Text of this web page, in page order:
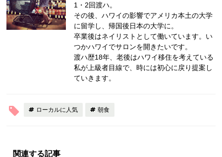
1・2回渡ハ。
その後、ハワイの影響でアメリカ本土の大学
に留学し、帰国後日本の大学に。
卒業後はネイリストとして働いています。い
つかハワイでサロンを開きたいです。
渡ハ歴18年、老後はハワイ移住を考えている
私が上級者目線で、時には初心に戻り提案し
ていきます。
ローカルに人気 朝食
関連する記事